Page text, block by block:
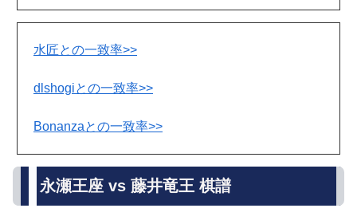
水匠との一致率>>
dlshogiとの一致率>>
Bonanzaとの一致率>>
永瀬王座 vs 藤井竜王 棋譜